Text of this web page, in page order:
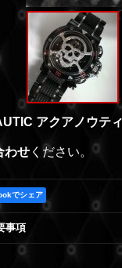
アクアノウ
わせ ください。
でシェア
事項